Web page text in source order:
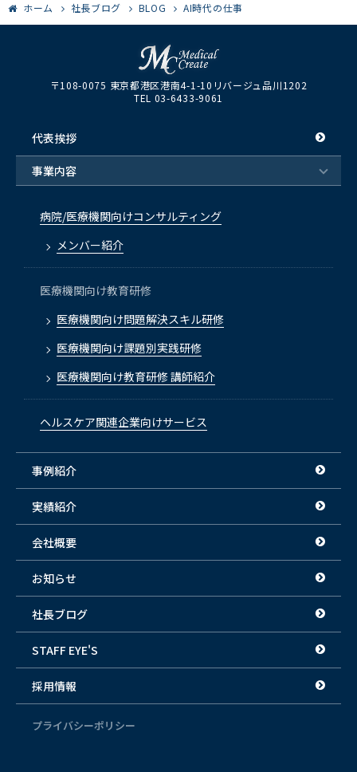
ホーム 社長ブログ BLOG AI時代の仕事
〒108-0075 東京都港区港南4-1-10リバージュ品川1202
TEL 03-6433-9061
代表挨拶
事業内容
病院/医療機関向けコンサルティング
メンバー紹介
医療機関向け教育研修
医療機関向け問題解決スキル研修
医療機関向け課題別実践研修
医療機関向け教育研修 講師紹介
ヘルスケア関連企業向けサービス
事例紹介
実績紹介
会社概要
お知らせ
社長ブログ
STAFF EYE'S
採用情報
プライバシーポリシー